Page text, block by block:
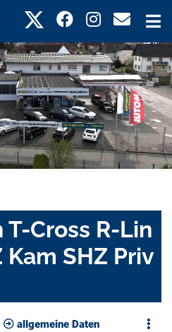
Cross R-Lin
Kam SHZ Priv
allgemeine Daten